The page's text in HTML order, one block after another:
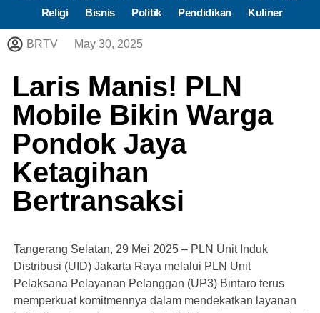
Religi
Bisnis Politik Pendidikan Kuliner
BRTV May 30, 2025
Laris Manis! PLN
Mobile Bikin Warga
Pondok Jaya
Ketagihan
Bertransaksi
Tangerang Selatan, 29 Mei 2025 – PLN Unit Induk
Distribusi (UID) Jakarta Raya melalui PLN Unit
Pelaksana Pelayanan Pelanggan (UP3) Bintaro terus
memperkuat komitmennya dalam mendekatkan layanan